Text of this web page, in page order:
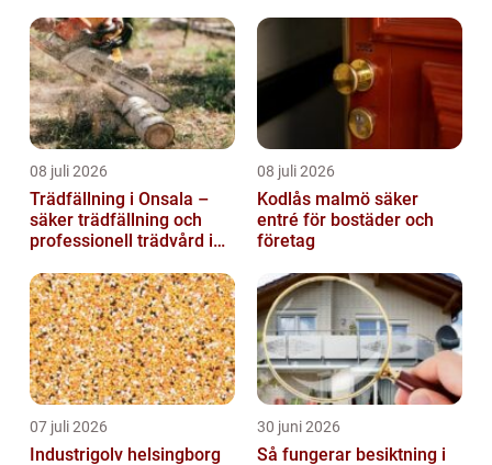
08 juli 2026
Trädfällning i Onsala –
säker trädfällning och
professionell trädvård i
08 juli 2026
Kodlås malmö säker
entré för bostäder och
företag
07 juli 2026
Industrigolv helsingborg
30 juni 2026
Så fungerar besiktning i